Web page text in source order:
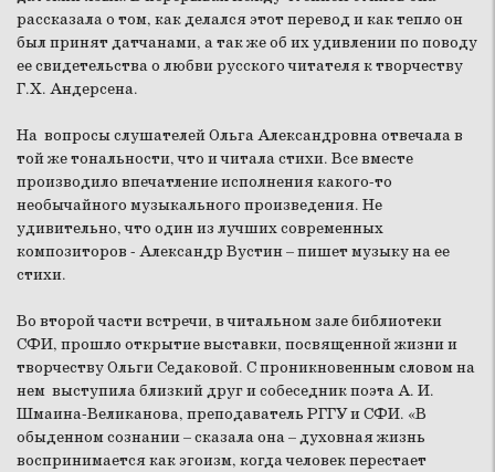
рассказала о том, как делался этот перевод и как тепло он
был принят датчанами, а так же об их удивлении по поводу
ее свидетельства о любви русского читателя к творчеству
Г.Х. Андерсена.
На вопросы слушателей Ольга Александровна отвечала в
той же тональности, что и читала стихи. Все вместе
производило впечатление исполнения какого-то
необычайного музыкального произведения. Не
удивительно, что один из лучших современных
композиторов - Александр Вустин – пишет музыку на ее
стихи.
Во второй части встречи, в читальном зале библиотеки
СФИ, прошло открытие выставки, посвященной жизни и
творчеству Ольги Седаковой. С проникновенным словом на
нем выступила близкий друг и собеседник поэта А. И.
Шмаина-Великанова, преподаватель РГГУ и СФИ. «В
обыденном сознании – сказала она – духовная жизнь
воспринимается как эгоизм, когда человек перестает